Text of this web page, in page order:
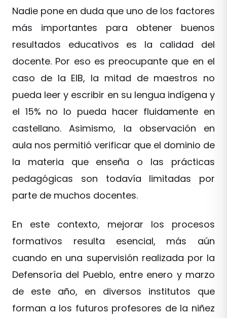
Nadie pone en duda que uno de los factores
más importantes para obtener buenos
resultados educativos es la calidad del
docente. Por eso es preocupante que en el
caso de la EIB, la mitad de maestros no
pueda leer y escribir en su lengua indígena y
el 15% no lo pueda hacer fluidamente en
castellano. Asimismo, la observación en
aula nos permitió verificar que el dominio de
la materia que enseña o las prácticas
pedagógicas son todavía limitadas por
parte de muchos docentes.
En este contexto, mejorar los procesos
formativos resulta esencial, más aún
cuando en una supervisión realizada por la
Defensoría del Pueblo, entre enero y marzo
de este año, en diversos institutos que
forman a los futuros profesores de la niñez